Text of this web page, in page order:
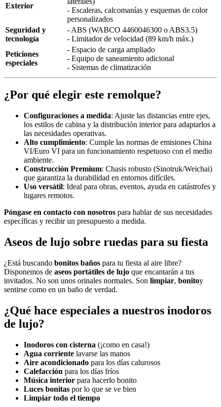
Exterior
- Escaleras, calcomanías y esquemas de color
personalizados
Seguridad y
tecnología
- ABS (WABCO 4460046300 o ABS3.5)
- Limitador de velocidad (89 km/h máx.)
Peticiones
especiales
- Espacio de carga ampliado
- Equipo de saneamiento adicional
- Sistemas de climatización
¿Por qué elegir este remolque?
Configuraciones a medida: Ajuste las distancias entre ejes,
los estilos de cabina y la distribución interior para adaptarlos a
las necesidades operativas.
Alto cumplimiento: Cumple las normas de emisiones China
VI/Euro VI para un funcionamiento respetuoso con el medio
ambiente.
Construcción Premium: Chasis robusto (Sinotruk/Weichai)
que garantiza la durabilidad en entornos difíciles.
Uso versátil: Ideal para obras, eventos, ayuda en catástrofes y
lugares remotos.
Póngase en contacto con nosotros para hablar de sus necesidades
específicas y recibir un presupuesto a medida.
Aseos de lujo sobre ruedas para su fiesta
¿Está buscando bonitos baños para tu fiesta al aire libre?
Disponemos de aseos portátiles de lujo que encantarán a tus
invitados. No son unos orinales normales. Son limpiar, bonitoy
sentirse como en un baño de verdad.
¿Qué hace especiales a nuestros inodoros
de lujo?
Inodoros con cisterna (¡como en casa!)
Agua corriente lavarse las manos
Aire acondicionado para los días calurosos
Calefacción para los días fríos
Música interior para hacerlo bonito
Luces bonitas por lo que se ve bien
Limpiar todo el tiempo